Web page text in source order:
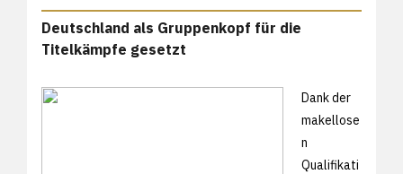
Deutschland als Gruppenkopf für die
Titelkämpfe gesetzt
Dank der
makellose
n
Qualifikati